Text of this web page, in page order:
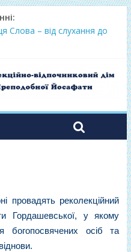
Слова – від слухання до
провадять реколекційний
Гордашевської, у якому
богопосвячених осіб та